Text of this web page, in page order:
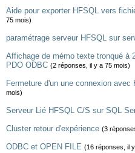
Aide pour exporter HFSQL vers
75 mois)
paramétrage serveur HFSQL sur
Affichage de mémo texte tronqué à
PDO ODBC (2 réponses, il y a 75 mois)
Fermeture d'un une connexion avec
mois)
Serveur Lié HFSQL C/S sur SQL
Cluster retour d'expérience (3
ODBC et OPEN FILE (16 réponses, il